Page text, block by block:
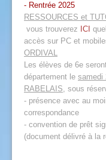
- Rentrée 2025
RESSOURCES et
vous trouverez ICI
accès sur PC et
ORDIVAL
Les élèves de 6e
département le samedi
RABELAIS, sous
- présence avec au
correspondance
- convention de prêt
(document délivré à la